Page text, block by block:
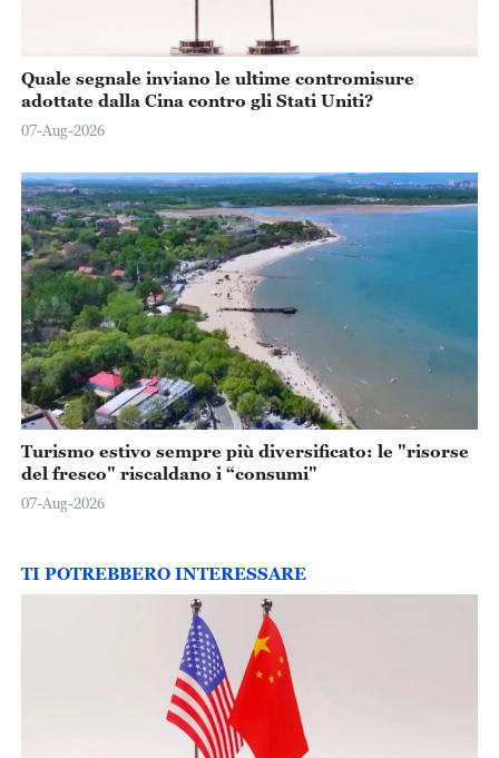
Quale segnale inviano le ultime contromisure
adottate dalla Cina contro gli Stati Uniti?
07-Aug-2026
Turismo estivo sempre più diversificato: le "risorse
del fresco" riscaldano i “consumi"
07-Aug-2026
TI POTREBBERO INTERESSARE